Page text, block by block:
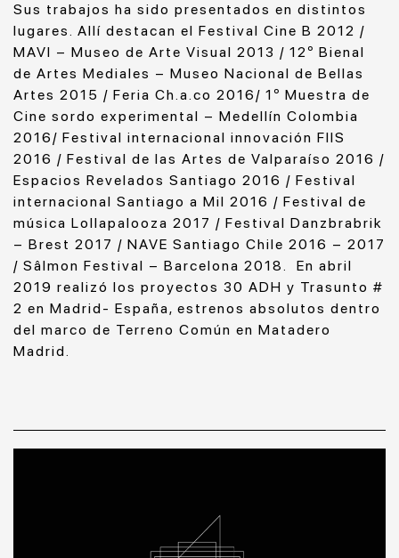
Sus trabajos ha sido presentados en distintos
lugares. Allí destacan el Festival Cine B 2012 /
MAVI – Museo de Arte Visual 2013 / 12º Bienal
de Artes Mediales – Museo Nacional de Bellas
Artes 2015 / Feria Ch.a.co 2016/ 1º Muestra de
Cine sordo experimental – Medellín Colombia
2016/ Festival internacional innovación FIIS
2016 / Festival de las Artes de Valparaíso 2016 /
Espacios Revelados Santiago 2016 / Festival
internacional Santiago a Mil 2016 / Festival de
música Lollapalooza 2017 / Festival Danzbrabrik
– Brest 2017 / NAVE Santiago Chile 2016 – 2017
/ Sâlmon Festival – Barcelona 2018. En abril
2019 realizó los proyectos 30 ADH y Trasunto #
2 en Madrid- España, estrenos absolutos dentro
del marco de Terreno Común en Matadero
Madrid.